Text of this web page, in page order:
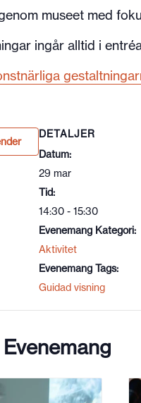
museet med
ingår alltid i
DETALJER
Datum:
29 mar
Tid:
14:30 - 15:30
Evenemang Kategori:
Aktivitet
Evenemang Tags:
Guidad visning